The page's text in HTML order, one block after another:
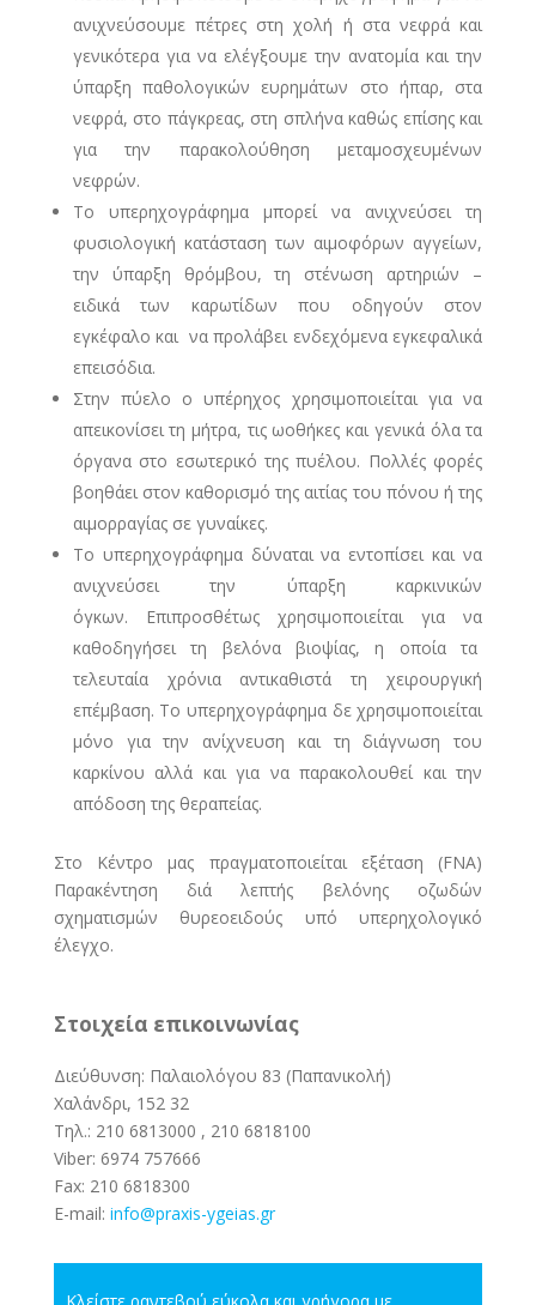
ανιχνεύσουμε πέτρες στη χολή ή στα νεφρά και
γενικότερα για να ελέγξουμε την ανατομία και την
ύπαρξη παθολογικών ευρημάτων στο ήπαρ, στα
νεφρά, στο πάγκρεας, στη σπλήνα καθώς επίσης και
για την παρακολούθηση μεταμοσχευμένων
νεφρών.
Το υπερηχογράφημα μπορεί να ανιχνεύσει τη
φυσιολογική κατάσταση των αιμοφόρων αγγείων,
την ύπαρξη θρόμβου, τη στένωση αρτηριών –
ειδικά των καρωτίδων που οδηγούν στον
εγκέφαλο και να προλάβει ενδεχόμενα εγκεφαλικά
επεισόδια.
Στην πύελο ο υπέρηχος χρησιμοποιείται για να
απεικονίσει τη μήτρα, τις ωοθήκες και γενικά όλα τα
όργανα στο εσωτερικό της πυέλου. Πολλές φορές
βοηθάει στον καθορισμό της αιτίας του πόνου ή της
αιμορραγίας σε γυναίκες.
Το υπερηχογράφημα δύναται να εντοπίσει και να
ανιχνεύσει την ύπαρξη καρκινικών
όγκων. Επιπροσθέτως χρησιμοποιείται για να
καθοδηγήσει τη βελόνα βιοψίας, η οποία τα
τελευταία χρόνια αντικαθιστά τη χειρουργική
επέμβαση. Το υπερηχογράφημα δε χρησιμοποιείται
μόνο για την ανίχνευση και τη διάγνωση του
καρκίνου αλλά και για να παρακολουθεί και την
απόδοση της θεραπείας.
Στο Κέντρο μας πραγματοποιείται εξέταση (FNA)
Παρακέντηση διά λεπτής βελόνης οζωδών
σχηματισμών θυρεοειδούς υπό υπερηχολογικό
έλεγχο.
Στοιχεία επικοινωνίας
Διεύθυνση: Παλαιολόγου 83 (Παπανικολή)
Χαλάνδρι, 152 32
Τηλ.: 210 6813000 , 210 6818100
Viber: 6974 757666
Fax: 210 6818300
E-mail: info@praxis-ygeias.gr